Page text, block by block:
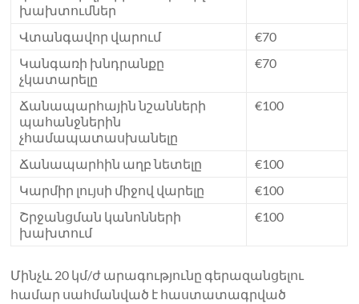
խախտումներ
Վտանգավոր վարում
€70
Կանգառի խնդրանքը
չկատարելը
€70
Ճանապարհային նշանների
պահանջներին
չհամապատասխանելը
€100
Ճանապարհին աղբ նետելը
€100
Կարմիր լույսի միջով վարելը
€100
Շրջանցման կանոնների
խախտում
€100
Մինչև 20 կմ/ժ արագությունը գերազանցելու
համար սահմանված է հաստատագրված